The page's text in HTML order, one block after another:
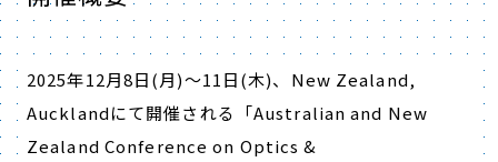
2025年12月8日(月)～11日(木)、 New Zealand,
Aucklandにて開催される「Australian and New
Zealand Conference on Optics &